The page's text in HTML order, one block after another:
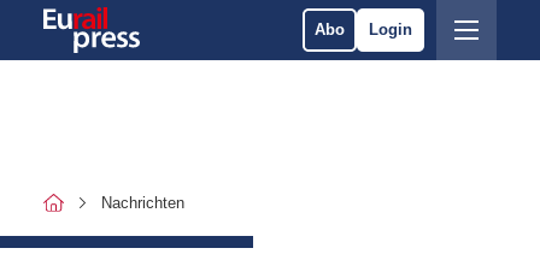
Abo Login
Nachrichten